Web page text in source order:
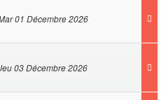
01 Décembre 2026
03 Décembre 2026